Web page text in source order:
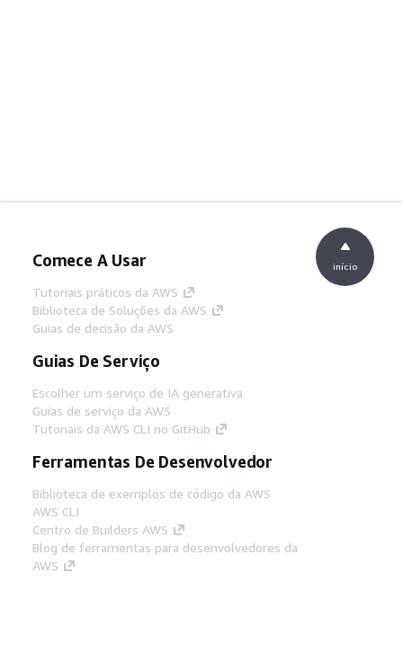
Comece A Usar
Tutoriais práticos da AWS
Biblioteca de Soluções da AWS
Guias de decisão da AWS
Guias De Serviço
Escolher um serviço de IA generativa
Guias de serviço da AWS
Tutoriais da AWS CLI no GitHub
Ferramentas De Desenvolvedor
Biblioteca de exemplos de código da AWS
AWS CLI
Centro de Builders AWS
Blog de ferramentas para desenvolvedores da
AWS
início